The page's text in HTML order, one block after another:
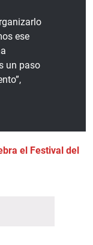
ese
un paso
el Festival del